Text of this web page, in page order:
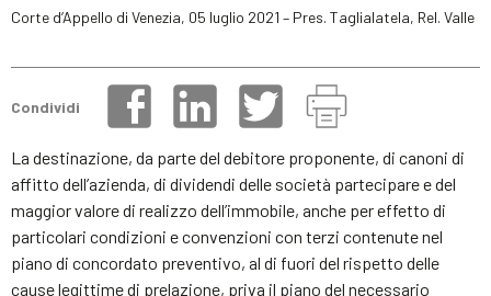
Corte d’Appello di Venezia, 05 luglio 2021 – Pres. Taglialatela, Rel. Valle
Condividi
La destinazione, da parte del debitore proponente, di canoni di
affitto dell’azienda, di dividendi delle società partecipare e del
maggior valore di realizzo dell’immobile, anche per effetto di
particolari condizioni e convenzioni con terzi contenute nel
piano di concordato preventivo, al di fuori del rispetto delle
cause legittime di prelazione, priva il piano del necessario